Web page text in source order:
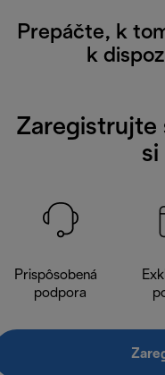
Prepáčte, k
k
Zaregistrujte
si
Prispôsobená
podpora